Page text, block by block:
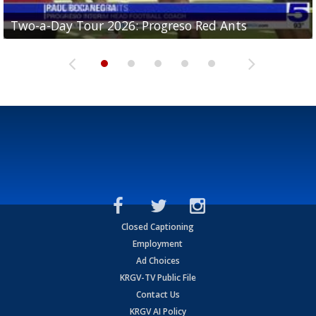
Two-a-Day Tour 2026: Progreso Red Ants
Two-a-Day Tour 2026: Donna Redskins
Two-a-Day Tour 2026: Brownsville Pace Vikings
Two-a-Day Tour 2026: La Joya Coyotes
Two-a-Day Tour 2026: Rio Hondo Bobcats
Closed Captioning
Employment
Ad Choices
KRGV-TV Public File
Contact Us
KRGV AI Policy